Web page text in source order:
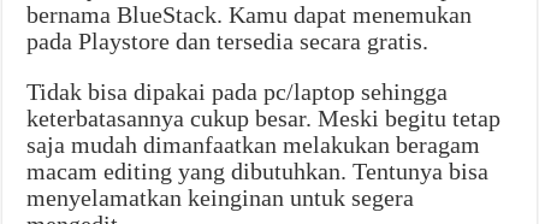
bernama BlueStack. Kamu dapat menemukan
pada Playstore dan tersedia secara gratis.
Tidak bisa dipakai pada pc/laptop sehingga
keterbatasannya cukup besar. Meski begitu tetap
saja mudah dimanfaatkan melakukan beragam
macam editing yang dibutuhkan. Tentunya bisa
menyelamatkan keinginan untuk segera